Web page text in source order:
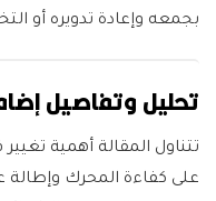
بجمعه وإعادة تدويره أو
تحليل وتفاصيل
تتناول المقالة أهمية
على كفاءة المحرك وإطالة